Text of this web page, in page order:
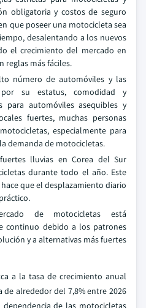
obligatoria y costos de seguro
que poseer una motocicleta sea
desalentando a los nuevos
el crecimiento del mercado en
reglas más fáciles.
número de automóviles y las
su estatus, comodidad y
para automóviles asequibles y
fuertes, muchas personas
especialmente para
demanda de motocicletas.
lluvias en Corea del Sur
durante todo el año. Este
que el desplazamiento diario
de motocicletas está
continuo debido a los patrones
y a alternativas más fuertes
a la tasa de crecimiento anual
de alrededor del 7,8% entre 2026
de las motocicletas